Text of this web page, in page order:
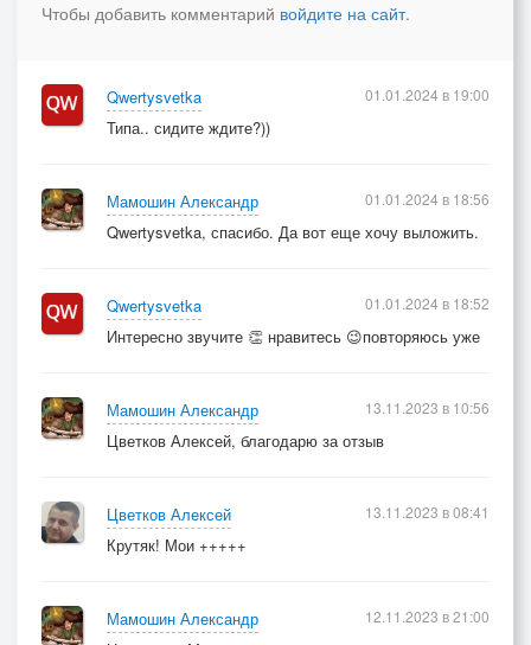
Чтобы добавить комментарий войдите на сайт.
Qwertysvetka
Типа.. сидите ждите?))
01.01.2024 в 19:00
Мамошин Александр
Qwertysvetka, спасибо. Да вот еще хочу выложить.
01.01.2024 в 18:56
Qwertysvetka
Интересно звучите 👏 нравитесь 😉повторяюсь уже
01.01.2024 в 18:52
Мамошин Александр
Цветков Алексей, благодарю за отзыв
13.11.2023 в 10:56
Цветков Алексей
Крутяк! Мои +++++
13.11.2023 в 08:41
Мамошин Александр
12.11.2023 в 21:00